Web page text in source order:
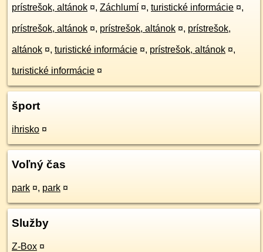
prístrešok, altánok ¤, Záchlumí ¤, turistické informácie ¤,
prístrešok, altánok ¤, prístrešok, altánok ¤, prístrešok,
altánok ¤, turistické informácie ¤, prístrešok, altánok ¤,
turistické informácie ¤
šport
ihrisko ¤
Voľný čas
park ¤, park ¤
Služby
Z-Box ¤